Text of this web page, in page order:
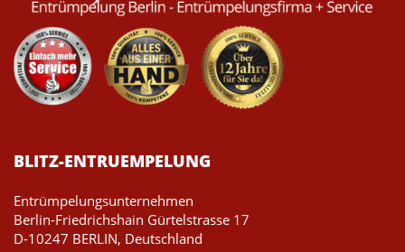
BLITZ-ENTRUEMPELUNG
Entrümpelungsunternehmen
Berlin-Friedrichshain Gürtelstrasse 17
D-10247 BERLIN, Deutschland